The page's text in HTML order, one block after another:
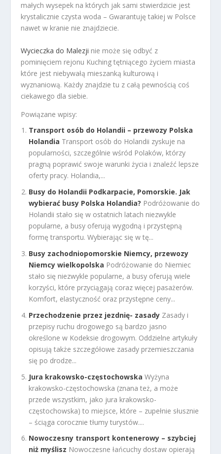
małych wysepek na których jak sami stwierdzicie jest
krystalicznie czysta woda – Gwarantuję takiej w Polsce
nawet w kranie nie znajdziecie.
Wycieczka do Malezji nie może się odbyć z
pominięciem rejonu Kuching tętniącego życiem miasta
które jest niebywałą mieszanką kulturową i
wyznaniową. Każdy znajdzie tu z całą pewnością coś
ciekawego dla siebie.
Powiązane wpisy:
Transport osób do Holandii – przewozy Polska
Holandia Transport osób do Holandii zyskuje na
popularności, szczególnie wśród Polaków, którzy
pragną poprawić swoje warunki życia i znaleźć lepsze
oferty pracy. Holandia,...
Busy do Holandii Podkarpacie, Pomorskie. Jak
wybierać busy Polska Holandia? Podróżowanie do
Holandii stało się w ostatnich latach niezwykle
popularne, a busy oferują wygodną i przystępną
formę transportu. Wybierając się w tę...
Busy zachodniopomorskie Niemcy, przewozy
Niemcy wielkopolska Podróżowanie do Niemiec
stało się niezwykle popularne, a busy oferują wiele
korzyści, które przyciągają coraz więcej pasażerów.
Komfort, elastyczność oraz przystępne ceny...
Przechodzenie przez jezdnię- zasady Zasady i
przepisy ruchu drogowego są bardzo jasno
określone w Kodeksie drogowym. Oddzielne artykuły
opisują także szczegółowe zasady przemieszczania
się po drodze...
Jura krakowsko-częstochowska Wyżyna
krakowsko-częstochowska (znana też, a może
przede wszystkim, jako jura krakowsko-
częstochowska) to miejsce, które – zupełnie słusznie
– ściąga corocznie tłumy turystów....
​Nowoczesny transport kontenerowy – szybciej
niż myślisz Nowoczesne łańcuchy dostaw opierają